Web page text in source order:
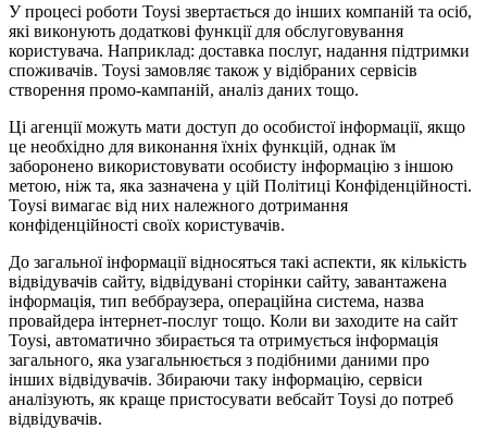
У процесі роботи Toysi звертається до інших компаній та осіб,
які виконують додаткові функції для обслуговування
користувача. Наприклад: доставка послуг, надання підтримки
споживачів. Toysi замовляє також у відібраних сервісів
створення промо-кампаній, аналіз даних тощо.
Ці агенції можуть мати доступ до особистої інформації, якщо
це необхідно для виконання їхніх функцій, однак їм
заборонено використовувати особисту інформацію з іншою
метою, ніж та, яка зазначена у цій Політиці Конфіденційності.
Toysi вимагає від них належного дотримання
конфіденційності своїх користувачів.
До загальної інформації відносяться такі аспекти, як кількість
відвідувачів сайту, відвідувані сторінки сайту, завантажена
інформація, тип веббраузера, операційна система, назва
провайдера інтернет-послуг тощо. Коли ви заходите на сайт
Toysi, автоматично збирається та отримується інформація
загального, яка узагальнюється з подібними даними про
інших відвідувачів. Збираючи таку інформацію, сервіси
аналізують, як краще пристосувати вебсайт Toysi до потреб
відвідувачів.